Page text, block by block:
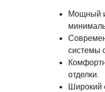
Мощный
системы
отделки.
Широкий